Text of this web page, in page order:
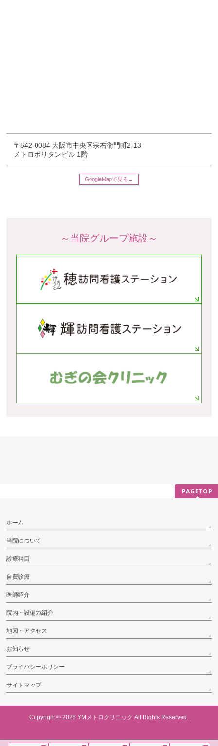
〒542-0084 大阪市中央区宗右衛門町2-13
メトロポリタンビル 1階
GoogleMapで見る→
～当院グループ施設～
PAGETOP
ホーム
当院について
診療科目
自費診療
医師紹介
院内・設備の紹介
地図・アクセス
お知らせ
プライバシーポリシー
サイトマップ
Copyright © 2026YMメトロクリニック All Rights Reserved.